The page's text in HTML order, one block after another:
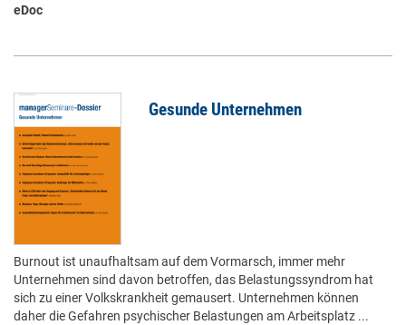
eDoc
Gesunde Unternehmen
Burnout ist unaufhaltsam auf dem Vormarsch, immer mehr
Unternehmen sind davon betroffen, das Belastungssyndrom hat
sich zu einer Volkskrankheit gemausert. Unternehmen können
daher die Gefahren psychischer Belastungen am Arbeitsplatz ...